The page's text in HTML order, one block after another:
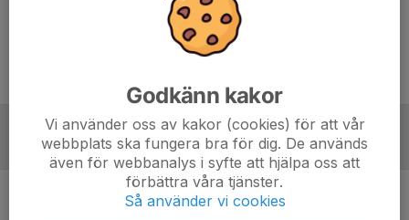
Referat
Inget referat skrivet
Godkänn kakor
Vi använder oss av kakor (cookies) för att vår
webbplats ska fungera bra för dig. De används
även för webbanalys i syfte att hjälpa oss att
förbättra våra tjänster.
Så använder vi cookies